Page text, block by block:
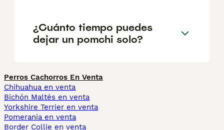
¿Cuánto tiempo puedes
dejar un pomchi solo?
Perros Cachorros En Venta
Chihuahua en venta
Bichón Maltés en venta
Yorkshire Terrier en venta
Pomerania en venta
Border Collie en venta